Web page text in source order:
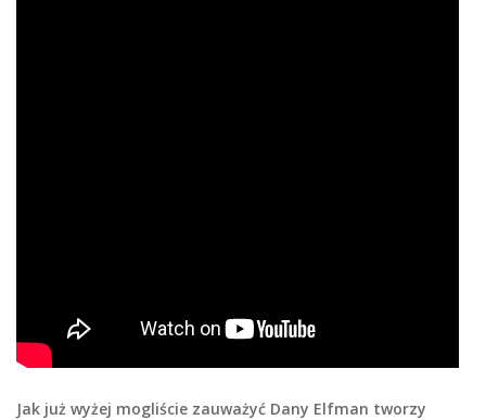
Jak już wyżej mogliście zauważyć Dany Elfman tworzy